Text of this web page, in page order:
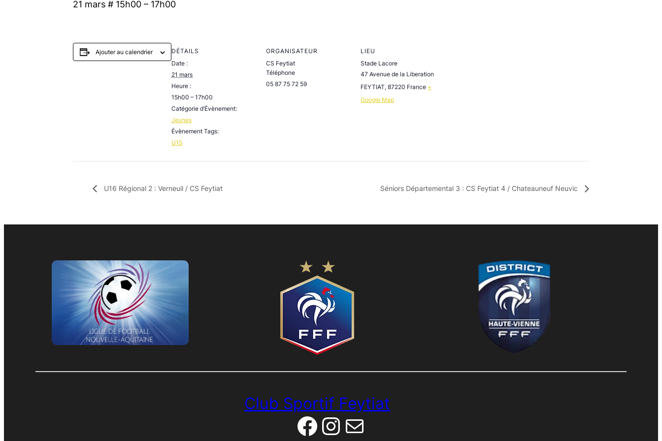
21 mars # 15h00 – 17h00
Ajouter au calendrier
DÉTAILS
Date :
21 mars
Heure :
15h00 – 17h00
Catégorie d’Évènement:
Jeunes
Évènement Tags:
U15
ORGANISATEUR
CS Feytiat
Téléphone
05 87 75 72 59
LIEU
Stade Lacore
47 Avenue de la Liberation
FEYTIAT, 87220 France +
Google Map
U16 Régional 2 : Verneuil / CS Feytiat Séniors Départemental 3 : CS Feytiat 4 / Chateauneuf Neuvic
Club Sportif Feytiat
Facebook
Instagram
E-mail